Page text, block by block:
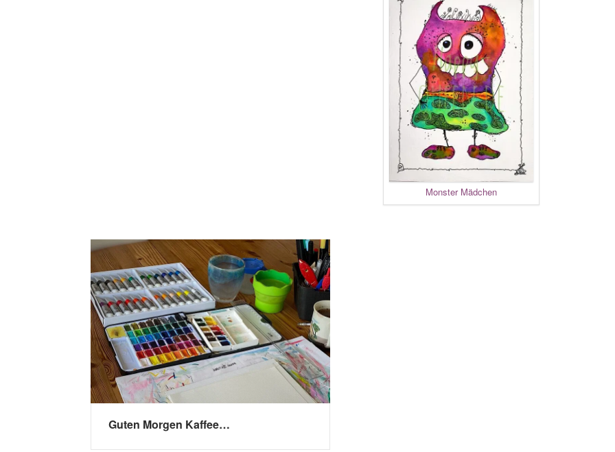
Monster Mädchen
Guten Morgen Kaffee…